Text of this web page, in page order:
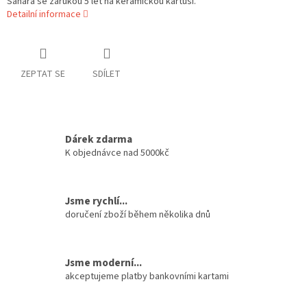
Detailní informace
ZEPTAT SE SDÍLET
Dárek zdarma
K objednávce nad 5000kč
Jsme rychlí...
doručení zboží během několika dnů
Jsme moderní...
akceptujeme platby bankovními kartami